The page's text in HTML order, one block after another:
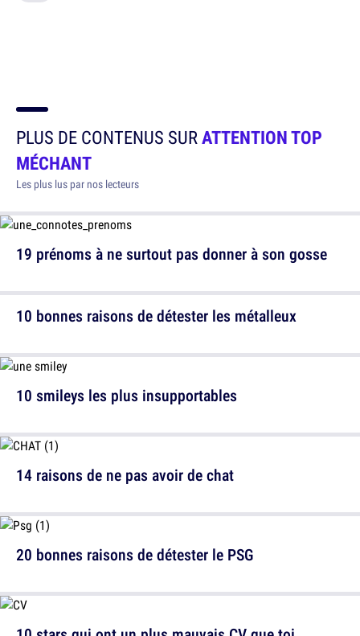
PLUS DE CONTENUS SURATTENTION TOP
MÉCHANT
Les plus lus par nos lecteurs
19 prénoms à ne surtout pas donner à son gosse
10 smileys les plus insupportables
20 bonnes raisons de détester le PSG
10 bonnes raisons de détester les métalleux
14 raisons de ne pas avoir de chat